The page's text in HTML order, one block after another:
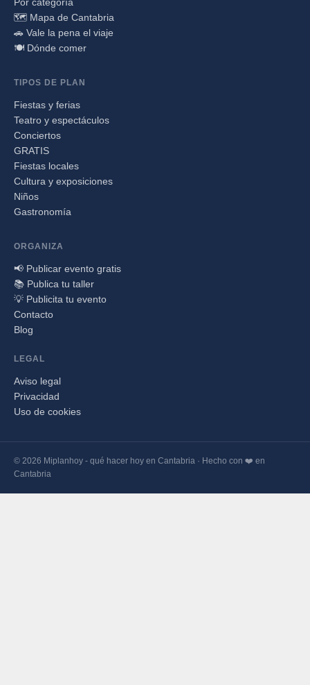
🗺️ Mapa de Cantabria
🚗 Vale la pena el viaje
🍽️ Dónde comer
TIPOS DE PLAN
Fiestas y ferias
Teatro y espectáculos
Conciertos
GRATIS
Fiestas locales
Cultura y exposiciones
Niños
Gastronomía
ORGANIZA
📢 Publicar evento gratis
📚 Publica tu taller
💡 Publicita tu evento
Contacto
Blog
LEGAL
Aviso legal
Privacidad
Uso de cookies
© 2026 Miplanhoy - qué hacer hoy en Cantabria · Hecho con ❤️ en
Cantabria